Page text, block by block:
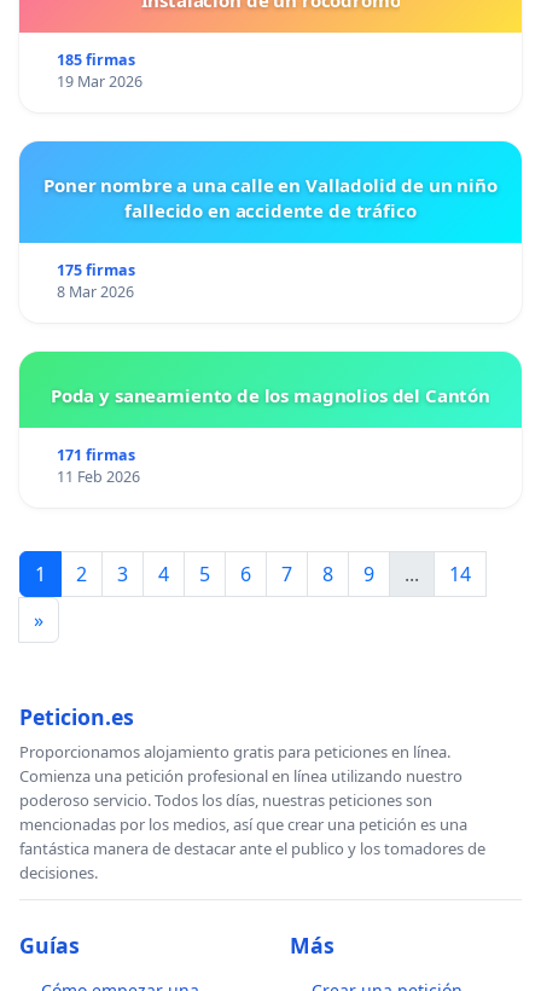
185 firmas
19 Mar 2026
Poner nombre a una calle en Valladolid de un niño
fallecido en accidente de tráfico
175 firmas
8 Mar 2026
Poda y saneamiento de los magnolios del Cantón
171 firmas
11 Feb 2026
1 2 3 4 5 6 7 8 9 ...
14
»
Peticion.es
Proporcionamos alojamiento gratis para peticiones en línea.
Comienza una petición profesional en línea utilizando nuestro
poderoso servicio. Todos los días, nuestras peticiones son
mencionadas por los medios, así que crear una petición es una
fantástica manera de destacar ante el publico y los tomadores de
decisiones.
Guías Más